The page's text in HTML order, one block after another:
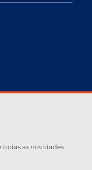
e notícias,
com nosso
oficial
todas as novidades.